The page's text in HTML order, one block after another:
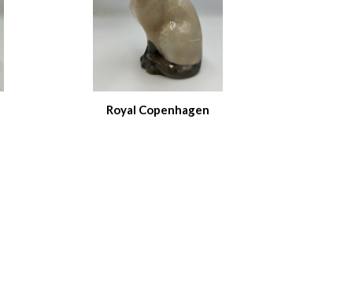
Royal Copenhagen